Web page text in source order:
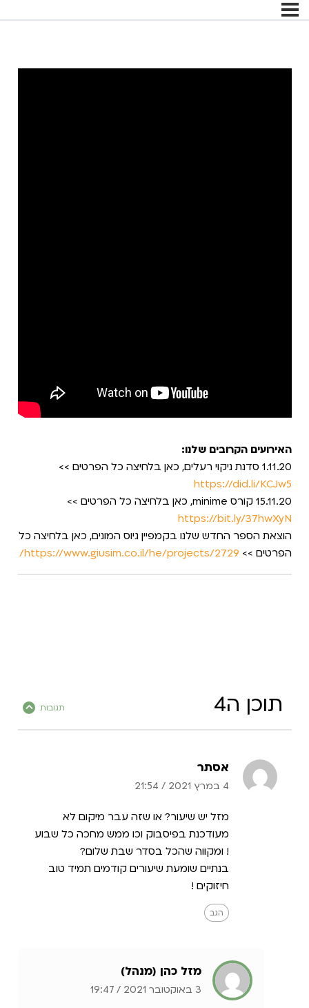
האירועים הקרובים שלנו:
1.11.20 סדנת ניקוי רעלים, כאן בלחיצה כל הפרטים >>
https://did.li/KCJw5
15.11.20 קורס minime, כאן בלחיצה כל הפרטים >>
https://bit.ly/37hwXyN
הוצאת הספר החדש שלנו בקמפיין גיוס המונים, כאן בלחיצה כל
הפרטים >> https://www.giusim.co.il/he/projects/2729/
תוכן ה4 תגובות
אסתר
4 במרץ 2021 /
21:54
מזל יש שיעור? או שזה עבר מיקום לא
מעודכנת בפיסבוק וכו ממש מחכה כל שבוע
! ומקווה שהכל בסדר שבת שלום?
בנתיים שומעת שיעורים קודמים תמיד טוב
חיזוקים !
הגב
מזל כהן (מנהל)
3 באוקטובר 2021 /
19:47